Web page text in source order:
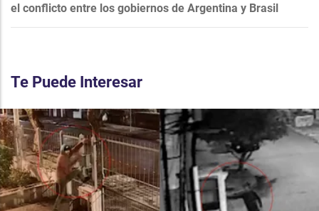
el conflicto entre los gobiernos de Argentina y Brasil
Te Puede Interesar